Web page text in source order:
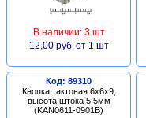
В наличии: 3 шт
12,00 руб. от 1 шт
Код: 89310
Кнопка тактовая 6х6х9,
высота штока 5,5мм
(KAN0611-0901B)